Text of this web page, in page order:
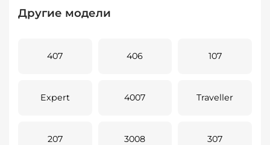
Другие модели
407 406 107
Expert 4007 Traveller
207 3008 307